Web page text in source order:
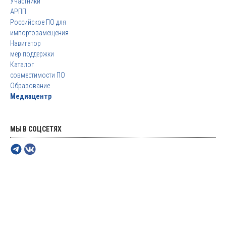
АРПП
Российское ПО для
импортозамещения
Навигатор
мер поддержки
Каталог
совместимости ПО
Образование
Медиацентр
МЫ В СОЦСЕТЯХ